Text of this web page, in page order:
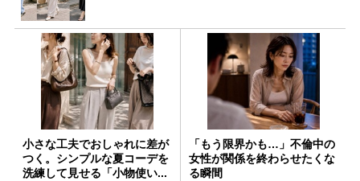
小さな工夫でおしゃれに差が
つく。シンプルな夏コーデを
洗練して見せる「小物使い...
「もう限界かも…」不倫中の
女性が関係を終わらせたくな
る瞬間